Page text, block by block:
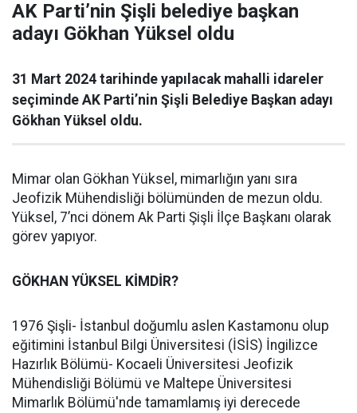
AK Parti’nin Şişli belediye başkan
adayı Gökhan Yüksel oldu
31 Mart 2024 tarihinde yapılacak mahalli idareler
seçiminde AK Parti’nin Şişli Belediye Başkan adayı
Gökhan Yüksel oldu.
Mimar olan Gökhan Yüksel, mimarlığın yanı sıra
Jeofizik Mühendisliği bölümünden de mezun oldu.
Yüksel, 7’nci dönem Ak Parti Şişli İlçe Başkanı olarak
görev yapıyor.
GÖKHAN YÜKSEL KİMDİR?
1976 Şişli- İstanbul doğumlu aslen Kastamonu olup
eğitimini İstanbul Bilgi Üniversitesi (İSİS) İngilizce
Hazırlık Bölümü- Kocaeli Üniversitesi Jeofizik
Mühendisliği Bölümü ve Maltepe Üniversitesi
Mimarlık Bölümü'nde tamamlamış iyi derecede